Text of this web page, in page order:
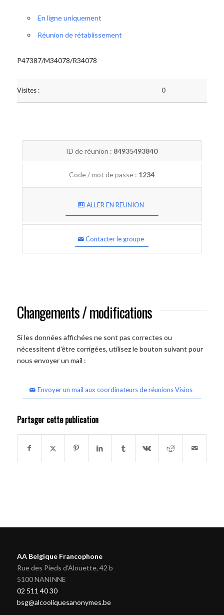
En ligne uniquement
Réunion de rétablissement
P47387/M34078/R34078
Visites : 0
ID de réunion : 84935493840
Code / mot de passe : 1234
ALLER EN REUNION
Contacter le groupe
Changements / modifications
Si les données affichées ne sont pas correctes ou
nécessitent d'être corrigées, utilisez le bouton suivant pour
nous envoyer un mail :
Envoyer un mail aux coordinateurs de réunions Visios
Partager cette publication
AA Belgique Francophone
Rue des Pieds d'Alouette, 42 b
5100 NANINNE
02 511 40 30
bsg@alcooliquesanonymes.be